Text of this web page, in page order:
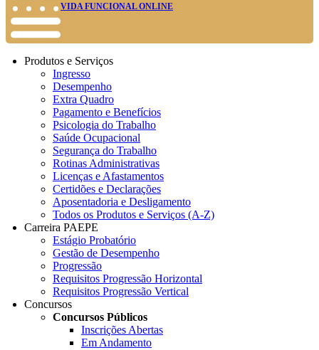
VIDA FUNCIONAL ONLINE
Produtos e Serviços
Ingresso
Desempenho
Extra Quadro
Pagamento e Benefícios
Psicologia do Trabalho
Saúde Ocupacional
Segurança do Trabalho
Rotinas Administrativas
Licenças e Afastamentos
Certidões e Declarações
Aposentadoria e Desligamento
Todos os Produtos e Serviços (A-Z)
Carreira PAEPE
Estágio Probatório
Gestão de Desempenho
Progressão
Requisitos Progressão Horizontal
Requisitos Progressão Vertical
Concursos
Concursos Públicos
Inscrições Abertas
Em Andamento